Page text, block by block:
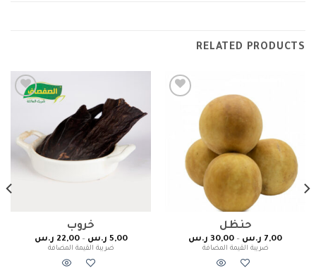
RELATED PRODUCTS
حنظل
7,00 ر.س –
30,00 ر.س
ضريبة القيمة المضافة
خروب
5,00 ر.س –
22,00 ر.س
ضريبة القيمة المضافة